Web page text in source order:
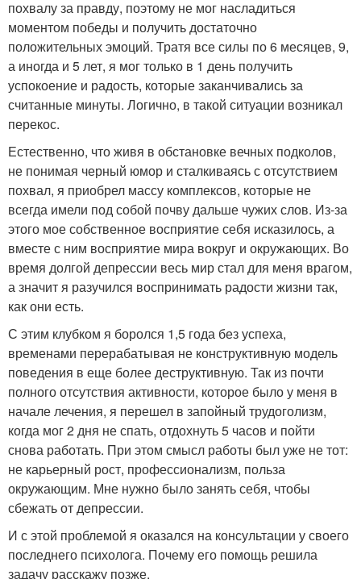
похвалу за правду, поэтому не мог насладиться
моментом победы и получить достаточно
положительных эмоций. Тратя все силы по 6 месяцев, 9,
а иногда и 5 лет, я мог только в 1 день получить
успокоение и радость, которые заканчивались за
считанные минуты. Логично, в такой ситуации возникал
перекос.
Естественно, что живя в обстановке вечных подколов,
не понимая черный юмор и сталкиваясь с отсутствием
похвал, я приобрел массу комплексов, которые не
всегда имели под собой почву дальше чужих слов. Из-за
этого мое собственное восприятие себя исказилось, а
вместе с ним восприятие мира вокруг и окружающих. Во
время долгой депрессии весь мир стал для меня врагом,
а значит я разучился воспринимать радости жизни так,
как они есть.
С этим клубком я боролся 1,5 года без успеха,
временами перерабатывая не конструктивную модель
поведения в еще более деструктивную. Так из почти
полного отсутствия активности, которое было у меня в
начале лечения, я перешел в запойный трудоголизм,
когда мог 2 дня не спать, отдохнуть 5 часов и пойти
снова работать. При этом смысл работы был уже не тот:
не карьерный рост, профессионализм, польза
окружающим. Мне нужно было занять себя, чтобы
сбежать от депрессии.
И с этой проблемой я оказался на консультации у своего
последнего психолога. Почему его помощь решила
задачу расскажу позже.